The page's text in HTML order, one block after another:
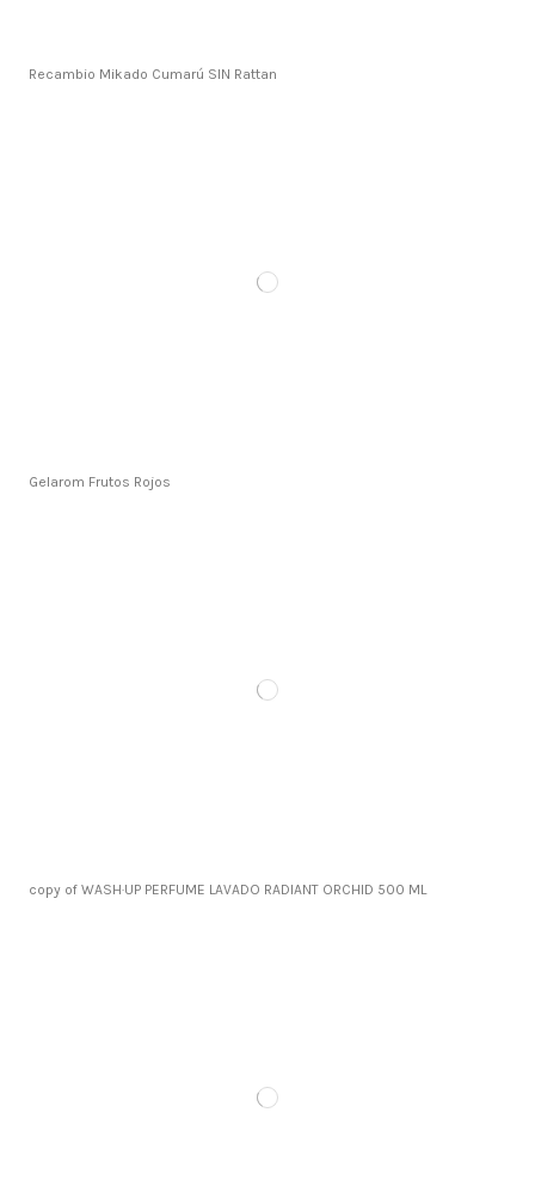
Recambio Mikado Cumarú SIN Rattan
Gelarom Frutos Rojos
copy of WASH·UP PERFUME LAVADO RADIANT ORCHID 500 ML